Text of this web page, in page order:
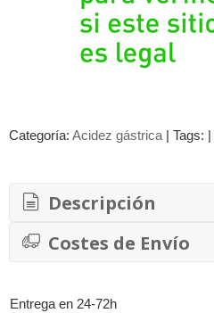
Entrega en 24-72h
Categoría: Acidez gástrica | Tags: |
Descripción
Costes de Envío